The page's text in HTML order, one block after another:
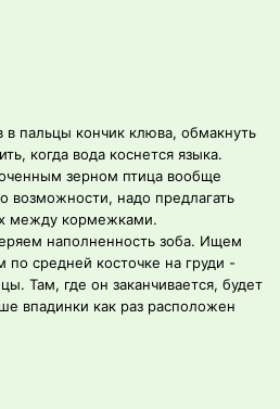
пальцы кончик клюва, обмакнуть
когда вода коснется языка.
зерном птица вообще
возможности, надо предлагать
между кормежками.
наполненность зоба. Ищем
по средней косточке на груди -
Там, где он заканчивается, будет
впадинки как раз расположен